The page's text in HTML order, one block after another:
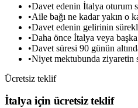
•Davet edenin İtalya oturum
•Aile bağı ne kadar yakın o
•Davet edenin gelirinin
•Daha önce İtalya veya
•Davet süresi 90 günün
•Niyet mektubunda ziyaretin
Ücretsiz teklif
İtalya için ücretsiz teklif